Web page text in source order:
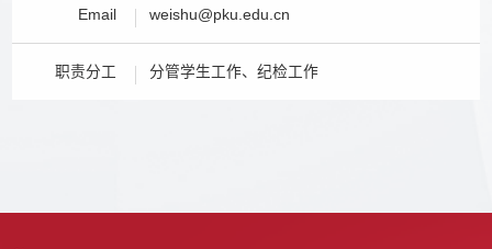
Email weishu@pku.edu.cn
职责分工 分管学生工作、纪检工作